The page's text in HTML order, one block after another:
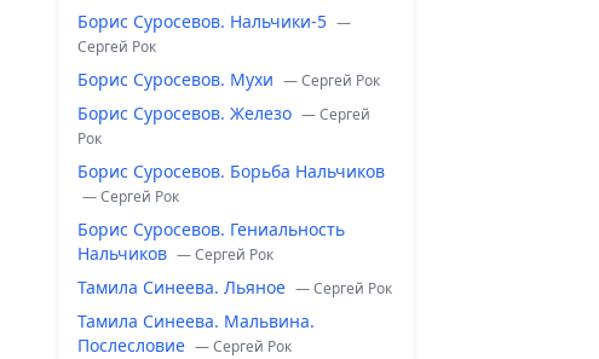
Борис Суросевов. Нальчики-5 —
Сергей Рок
Борис Суросевов. Мухи — Сергей Рок
Борис Суросевов. Железо — Сергей
Рок
Борис Суросевов. Борьба Нальчиков
— Сергей Рок
Борис Суросевов. Гениальность
Нальчиков — Сергей Рок
Тамила Синеева. Льяное — Сергей Рок
Тамила Синеева. Мальвина.
Послесловие — Сергей Рок